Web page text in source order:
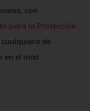
con
para la Protección
de
en el mail